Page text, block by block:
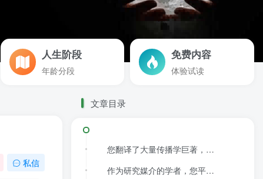
人生阶段
年龄分段
免费内容
体验试读
私信
文章目录
您翻译了大量传播学巨著，影响了许多新传学子，支撑您做这件事的动力是什么？是什么样的机缘让您走进传播学领域？
作为研究媒介的学者，您平时使用手机的习惯如何？会刷短视频或者新闻资讯APP吗？